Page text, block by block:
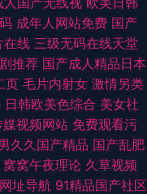
成年人网站免费 国产
在线 三级无码在线天堂
推荐 国产成人精品日本
页 毛片内射女 激情另类
日韩欧美色综合 美女社
媒视频网站 免费观看污
久久国产精品 国产乱肥
窝窝午夜理论 久草视频
址导航 91精品国产社区